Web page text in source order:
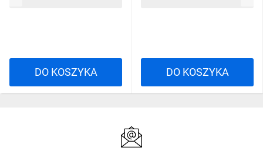
DO KOSZYKA DO KOSZYKA